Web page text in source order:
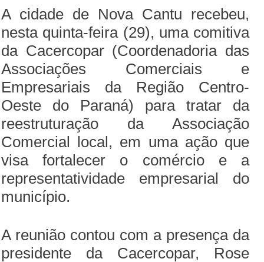
A cidade de Nova Cantu recebeu,
nesta quinta-feira (29), uma comitiva
da Cacercopar (Coordenadoria das
Associações Comerciais e
Empresariais da Região Centro-
Oeste do Paraná) para tratar da
reestruturação da Associação
Comercial local, em uma ação que
visa fortalecer o comércio e a
representatividade empresarial do
município.
A reunião contou com a presença da
presidente da Cacercopar, Rose